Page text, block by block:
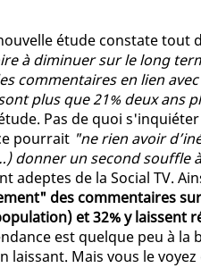
étude constate tout
à diminuer sur le long
commentaires en lien
plus que 21% deux ans
Pas de quoi
pourrait "ne rien avoir
donner un second souffle à
adeptes de la Social TV.
des commentaires
et 32% y laissent
est quelque peu à la
laissant. Mais vous le